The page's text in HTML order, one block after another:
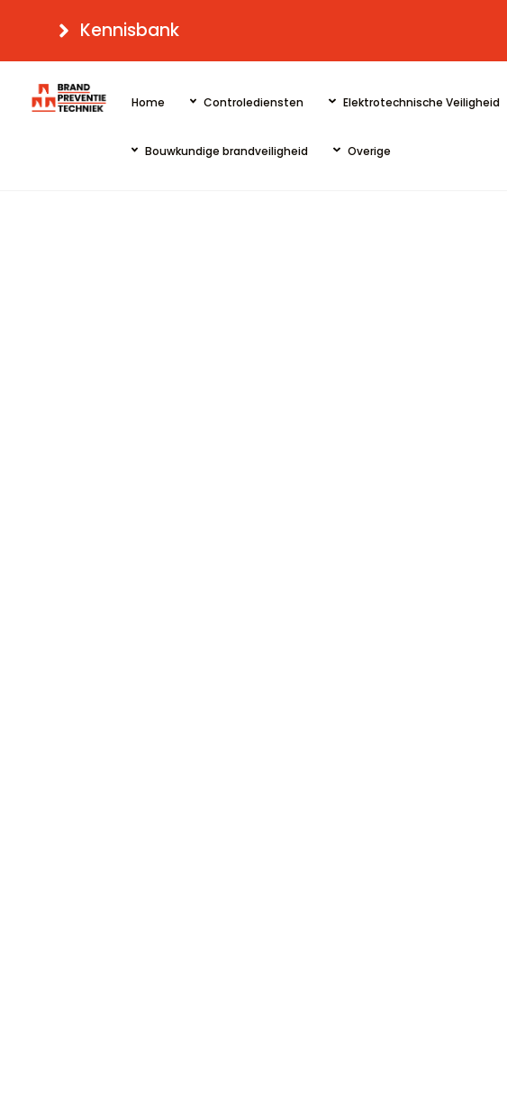
content
Kennisbank
Home Controlediensten Elektrotechnische Veiligheid
Bouwkundige brandveiligheid Overige